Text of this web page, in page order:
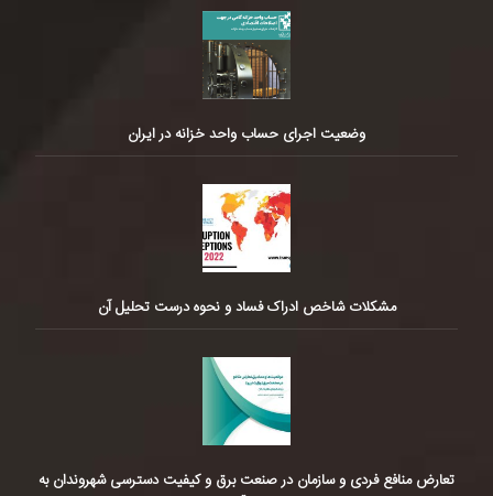
وضعیت اجرای حساب واحد خزانه در ایران
مشکلات شاخص ادراک فساد و نحوه درست تحلیل آن
تعارض منافع فردی و سازمان در صنعت برق و کیفیت دسترسی شهروندان به